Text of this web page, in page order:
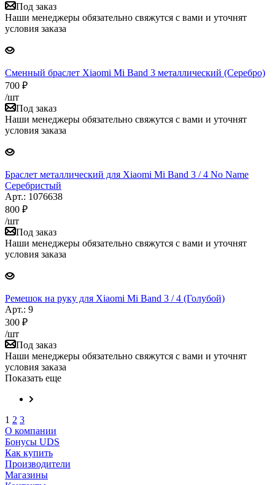
Под заказ
Наши менеджеры обязательно свяжутся с вами и уточнят
условия заказа
Сменный браслет Xiaomi Mi Band 3 металлический (Серебро)
700 ₽
/шт
Под заказ
Наши менеджеры обязательно свяжутся с вами и уточнят
условия заказа
Браслет металлический для Xiaomi Mi Band 3 / 4 No Name
Серебристый
Арт.: 1076638
800 ₽
/шт
Под заказ
Наши менеджеры обязательно свяжутся с вами и уточнят
условия заказа
Ремешок на руку для Xiaomi Mi Band 3 / 4 (Голубой)
Арт.: 9
300 ₽
/шт
Под заказ
Наши менеджеры обязательно свяжутся с вами и уточнят
условия заказа
Показать еще
1 2 3
О компании
Бонусы UDS
Как купить
Производители
Магазины